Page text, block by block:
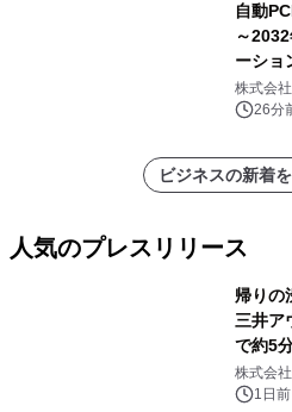
自動
～
ーショ
ンルー
株式会
26分
ビジネスの新着
人気のプレスリリース
帰りの
三井ア
で約5
メニュ
株式会
1日前